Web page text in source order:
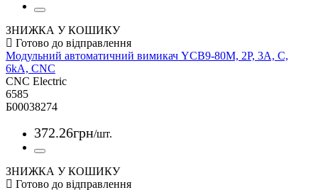
ЗНИЖКА У КОШИКУ
Модульний автоматичний вимикач YCB9-80M, 2Р, 3А, С,
6kА, CNC
CNC Electric
6585
Б00038274
372.26грн/шт.
ЗНИЖКА У КОШИКУ